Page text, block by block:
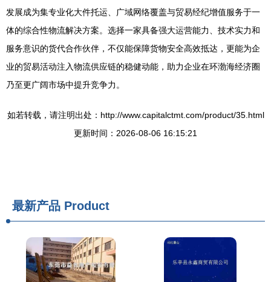
发展成为集专业化大件托运、广域网络覆盖与贸易经纪增值服务于一
体的综合性物流解决方案。选择一家具备强大运营能力、技术实力和
服务意识的货代合作伙伴，不仅能保障货物安全高效抵达，更能为企
业的贸易活动注入物流供应链的稳健动能，助力企业在环渤海经济圈
乃至更广阔市场中提升竞争力。
如若转载，请注明出处：http://www.capitalctmt.com/product/35.html
更新时间：2026-08-06 16:15:21
最新产品 Product